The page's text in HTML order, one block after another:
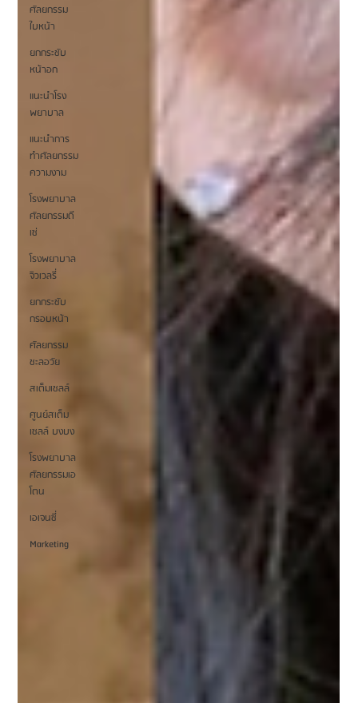
ศัลยกรรม
ใบหน้า
ยกกระชับ
หน้าอก
แนะนำโรง
พยาบาล
แนะนำการ
ทำศัลยกรรม
ความงาม
โรงพยาบาล
ศัลยกรรมดี
เซ่
โรงพยาบาล
จิวเวลรี่
ยกกระชับ
กรอบหน้า
ศัลยกรรม
ชะลอวัย
สเต็มเซลล์
ศูนย์สเต็ม
เซลล์ บงบง
โรงพยาบาล
ศัลยกรรมเอ
โตน
เอเจนซี่
Marketing